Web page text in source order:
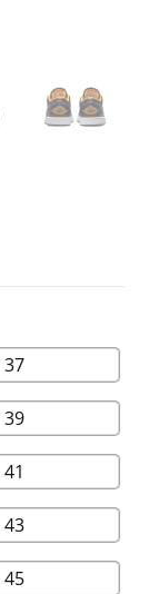
37
39
41
43
45